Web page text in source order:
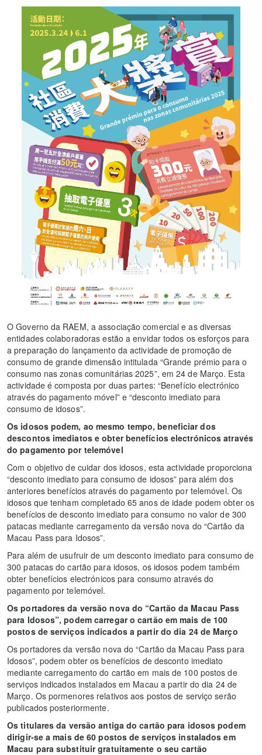
O Governo da RAEM, a associação comercial e as diversas
entidades colaboradoras estão a envidar todos os esforços para
a preparação do lançamento da actividade de promoção de
consumo de grande dimensão intitulada “Grande prémio para o
consumo nas zonas comunitárias 2025”, em 24 de Março. Esta
actividade é composta por duas partes: “Benefício electrónico
através do pagamento móvel” e “desconto imediato para
consumo de idosos”.
Os idosos podem, ao mesmo tempo, beneficiar dos
descontos imediatos e obter benefícios electrónicos através
do pagamento por telemóvel
Com o objetivo de cuidar dos idosos, esta actividade proporciona
“desconto imediato para consumo de idosos” para além dos
anteriores benefícios através do pagamento por telemóvel. Os
idosos que tenham completado 65 anos de idade podem obter os
benefícios de desconto imediato para consumo no valor de 300
patacas mediante carregamento da versão nova do “Cartão da
Macau Pass para Idosos”.
Para além de usufruir de um desconto imediato para consumo de
300 patacas do cartão para idosos, os idosos podem também
obter benefícios electrónicos para consumo através do
pagamento por telemóvel.
Os portadores da versão nova do “Cartão da Macau Pass
para Idosos”, podem carregar o cartão em mais de 100
postos de serviços indicados a partir do dia 24 de Março
Os portadores da versão nova do “Cartão da Macau Pass para
Idosos”, podem obter os benefícios de desconto imediato
mediante carregamento do cartão em mais de 100 postos de
serviços indicados instalados em Macau a partir do dia 24 de
Março. Os pormenores relativos aos postos de serviço serão
publicados posteriormente.
Os titulares da versão antiga do cartão para idosos podem
dirigir-se a mais de 60 postos de serviços instalados em
Macau para substituir gratuitamente o seu cartão